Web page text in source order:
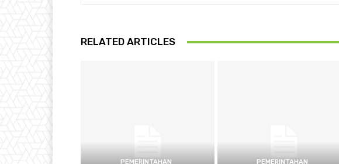
RELATED ARTICLES
PEMERINTAHAN PEMERINTAHAN